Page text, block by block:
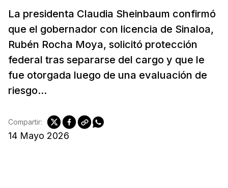
La presidenta Claudia Sheinbaum confirmó
que el gobernador con licencia de Sinaloa,
Rubén Rocha Moya, solicitó protección
federal tras separarse del cargo y que le
fue otorgada luego de una evaluación de
riesgo...
14 Mayo 2026
Compartir: